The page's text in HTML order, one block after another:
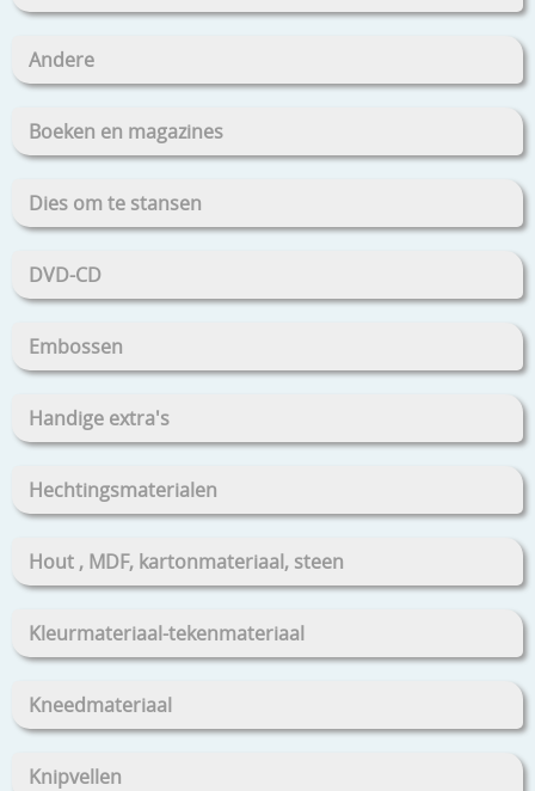
Andere
Boeken en magazines
Dies om te stansen
DVD-CD
Embossen
Handige extra's
Hechtingsmaterialen
Hout , MDF, kartonmateriaal, steen
Kleurmateriaal-tekenmateriaal
Kneedmateriaal
Knipvellen